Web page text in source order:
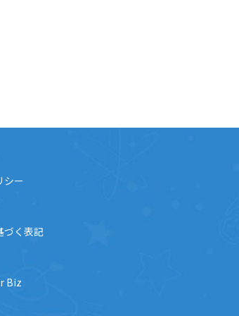
シー
づく表記
Biz